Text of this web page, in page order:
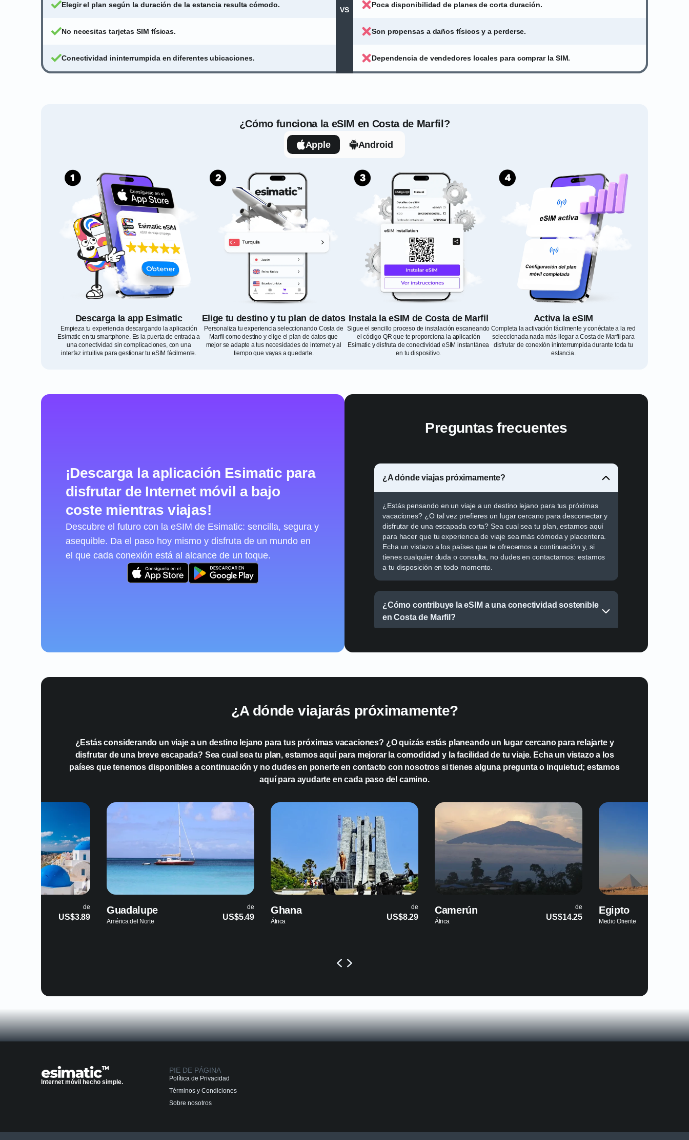
Elegir el plan según la duración de la estancia resulta cómodo.
No necesitas tarjetas SIM físicas.
Conectividad ininterrumpida en diferentes ubicaciones.
VS
Poca disponibilidad de planes de corta duración.
Son propensas a daños físicos y a perderse.
Dependencia de vendedores locales para comprar la SIM.
¿Cómo funciona la eSIM en Costa de Marfil?
Apple Android
Descarga la app Esimatic
Empieza tu experiencia descargando la aplicación
Esimatic en tu smartphone. Es la puerta de entrada a
una conectividad sin complicaciones, con una
interfaz intuitiva para gestionar tu eSIM fácilmente.
Elige tu destino y tu plan de datos
Personaliza tu experiencia seleccionando Costa de
Marfil como destino y elige el plan de datos que
mejor se adapte a tus necesidades de internet y al
tiempo que vayas a quedarte.
Instala la eSIM de Costa de Marfil
Sigue el sencillo proceso de instalación escaneando
el código QR que te proporciona la aplicación
Esimatic y disfruta de conectividad eSIM instantánea
en tu dispositivo.
Activa la eSIM
Completa la activación fácilmente y conéctate a la red
seleccionada nada más llegar a Costa de Marfil para
disfrutar de conexión ininterrumpida durante toda tu
estancia.
¡Descarga la aplicación Esimatic para
disfrutar de Internet móvil a bajo
coste mientras viajas!
Descubre el futuro con la eSIM de Esimatic: sencilla, segura y
asequible. Da el paso hoy mismo y disfruta de un mundo en
el que cada conexión está al alcance de un toque.
Preguntas frecuentes
¿A dónde viajas próximamente?
¿Estás pensando en un viaje a un destino lejano para tus próximas
vacaciones? ¿O tal vez prefieres un lugar cercano para desconectar y
disfrutar de una escapada corta? Sea cual sea tu plan, estamos aquí
para hacer que tu experiencia de viaje sea más cómoda y placentera.
Echa un vistazo a los países que te ofrecemos a continuación y, si
tienes cualquier duda o consulta, no dudes en contactarnos: estamos
a tu disposición en todo momento.
¿Cómo contribuye la eSIM a una conectividad sostenible
en Costa de Marfil?
¿Qué paquetes de datos hay disponibles para usuarios de
¿Qué tan amplia es la cobertura de la eSIM en Costa de
Marfil?
¿A dónde viajarás próximamente?
¿Estás considerando un viaje a un destino lejano para tus próximas vacaciones? ¿O quizás estás planeando un lugar cercano para relajarte y
disfrutar de una breve escapada? Sea cual sea tu plan, estamos aquí para mejorar la comodidad y la facilidad de tu viaje. Echa un vistazo a los
países que tenemos disponibles a continuación y no dudes en ponerte en contacto con nosotros si tienes alguna pregunta o inquietud; estamos
aquí para ayudarte en cada paso del camino.
US$3.89
Guadalupe
América del Norte US$5.49
Ghana
África US$8.29
Camerún
África US$14.25
Egipto
Medio Oriente
Internet móvil hecho simple.
PIE DE PÁGINA
Política de Privacidad
Términos y Condiciones
Sobre nosotros